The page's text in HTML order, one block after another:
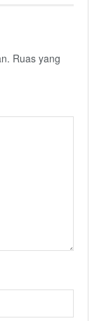
Ruas yang